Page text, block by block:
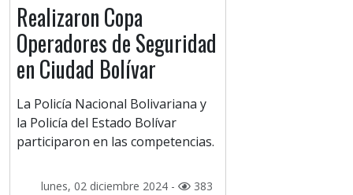
Realizaron Copa
Operadores de Seguridad
en Ciudad Bolívar
La Policía Nacional Bolivariana y
la Policía del Estado Bolívar
participaron en las competencias.
lunes, 02 diciembre 2024 - 383